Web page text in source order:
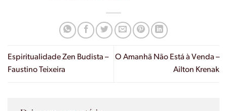
Espiritualidade Zen Budista –
Faustino Teixeira
O Amanhã Não Está à Venda –
Ailton Krenak